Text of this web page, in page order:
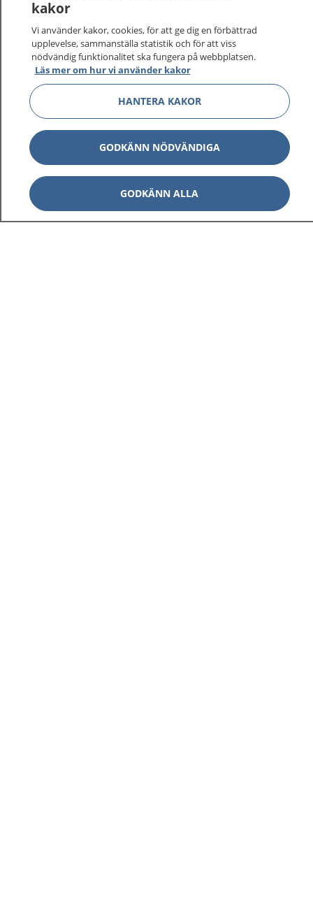
kakor
Vi använder kakor, cookies, för att ge dig en förbättrad
upplevelse, sammanställa statistik och för att viss
nödvändig funktionalitet ska fungera på webbplatsen.
Läs mer om hur vi använder kakor
HANTERA KAKOR
GODKÄNN NÖDVÄNDIGA
GODKÄNN ALLA